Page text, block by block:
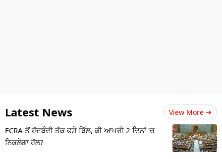
Latest News View More
FCRA ਤੋਂ ਹੱਦਬੰਦੀ ਤੱਕ ਫਸੇ ਬਿੱਲ, ਕੀ ਆਖਰੀ 2 ਦਿਨਾਂ 'ਚ
ਨਿਕਲੇਗਾ ਹੱਲ?